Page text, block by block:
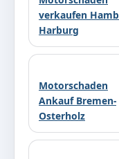
verkaufen
Harburg
Motorschaden
Ankauf Bremen-
Osterholz